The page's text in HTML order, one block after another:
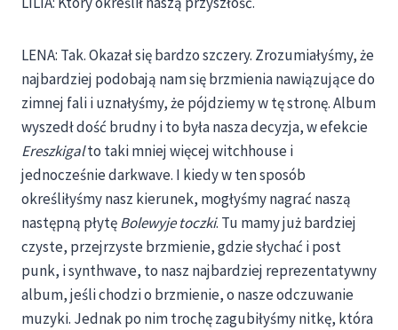
LENA: Tak. Okazał się bardzo szczery. Zrozumiałyśmy, że
najbardziej podobają nam się brzmienia nawiązujące do
zimnej fali i uznałyśmy, że pójdziemy w tę stronę. Album
wyszedł dość brudny i to była nasza decyzja, w efekcie
Ereszkigalto taki mniej więcej witchhouse i
jednocześnie darkwave. I kiedy w ten sposób
określiłyśmy nasz kierunek, mogłyśmy nagrać naszą
następną płytęBolewyje toczki. Tu mamy już bardziej
czyste, przejrzyste brzmienie, gdzie słychać i post
punk, i synthwave, to nasz najbardziej reprezentatywny
album, jeśli chodzi o brzmienie, o nasze odczuwanie
muzyki. Jednak po nim trochę zagubiłyśmy nitkę, która